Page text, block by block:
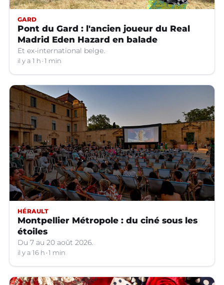
GARD
Pont du Gard : l'ancien joueur du Real
Madrid Eden Hazard en balade
Et ex-international belge.
il y a 1 h 1 min
HÉRAULT
Montpellier Métropole : du ciné sous les
étoiles
Du 7 au 20 août 2026.
il y a 16 h 1 min